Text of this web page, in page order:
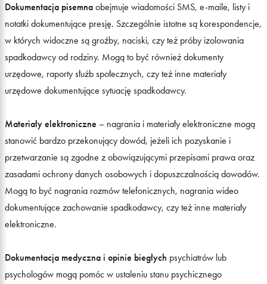
Dokumentacja pisemna obejmuje wiadomości SMS, e‑maile, listy i
notatki dokumentujące presję. Szczególnie istotne są korespondencje,
w których widoczne są groźby, naciski, czy też próby izolowania
spadkodawcy od rodziny. Mogą to być również dokumenty
urzędowe, raporty służb społecznych, czy też inne materiały
urzędowe dokumentujące sytuację spadkodawcy.
Materiały elektroniczne – nagrania i materiały elektroniczne mogą
stanowić bardzo przekonujący dowód, jeżeli ich pozyskanie i
przetwarzanie są zgodne z obowiązującymi przepisami prawa oraz
zasadami ochrony danych osobowych i dopuszczalnością dowodów.
Mogą to być nagrania rozmów telefonicznych, nagrania wideo
dokumentujące zachowanie spadkodawcy, czy też inne materiały
elektroniczne.
Dokumentacja medyczna i opinie biegłych psychiatrów lub
psychologów mogą pomóc w ustaleniu stanu psychicznego